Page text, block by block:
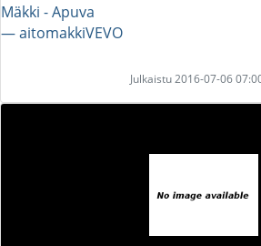
Mäkki - Apuva
― aitomakkiVEVO
Julkaistu 2016-07-06